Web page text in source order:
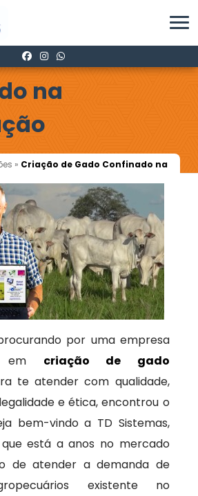
Gado
na
» Criação de Gado Confinado na
por uma empresa
em criação de gado
te atender com qualidade,
e ética, encontrou o
bem-vindo a TD Sistemas,
está a anos no mercado
de atender a demanda de
existente no